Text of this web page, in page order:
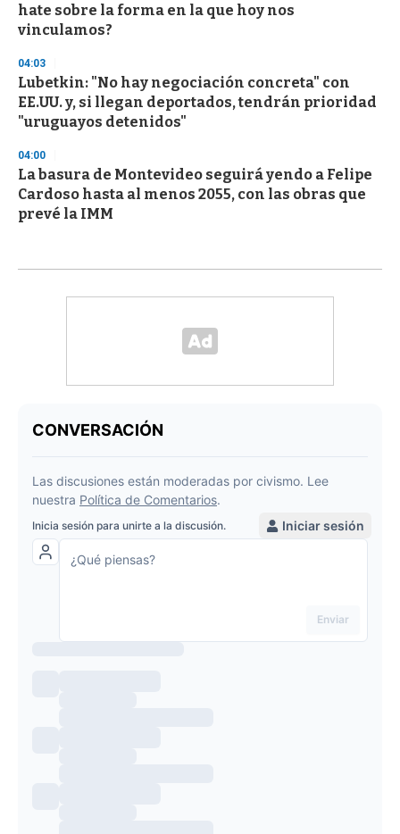
hate sobre la forma en la que hoy nos
vinculamos?
04:03
Lubetkin: "No hay negociación concreta" con
EE.UU. y, si llegan deportados, tendrán prioridad
"uruguayos detenidos"
04:00
La basura de Montevideo seguirá yendo a Felipe
Cardoso hasta al menos 2055, con las obras que
prevé la IMM